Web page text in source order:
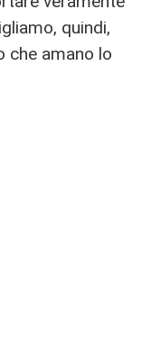
quindi,
che amano lo